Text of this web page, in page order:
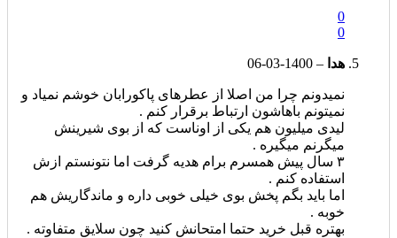
0
0
هدا –
1400-03-06
نمیدونم چرا من اصلا از عطرهای پاکورابان خوشم نمیاد و
نمیتونم باهاشون ارتباط برقرار کنم .
لیدی میلیون هم یکی از اوناست که از بوی شیرینش
میگرنم میگیره .
۳ سال پیش همسرم برام هدیه گرفت اما نتونستم ازش
استفاده کنم .
اما باید بگم پخش بوی خیلی خوبی داره و ماندگاریش هم
خوبه .
بهتره قبل خرید حتما امتحانش کنید چون سلایق متفاوته .